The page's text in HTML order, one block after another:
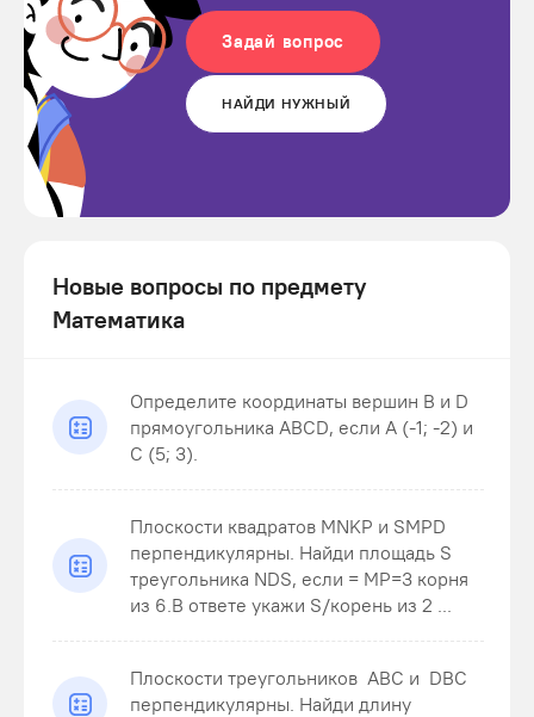
Задай вопрос
НАЙДИ НУЖНЫЙ
Новые вопросы по предмету
Математика
Определите координаты вершин В и D
прямоугольника ABCD, если А (-1; -2) и
С (5; 3).
Плоскости квадратов MNKP и SMPD
перпендикулярны. Найди площадь S
треугольника NDS , если = MP=3 корня
из 6.В ответе укажи S/корень из 2 ...
Плоскости треугольников ABC и DBC
перпендикулярны. Найди длину